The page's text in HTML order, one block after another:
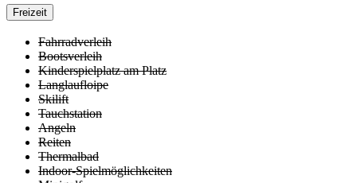
Freizeit
Fahrradverleih
Bootsverleih
Kinderspielplatz am Platz
Langlaufloipe
Skilift
Tauchstation
Angeln
Reiten
Thermalbad
Indoor-Spielmöglichkeiten